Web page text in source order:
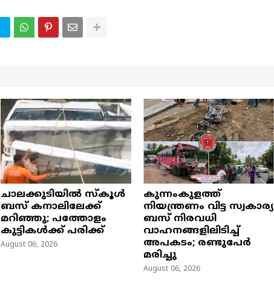
ചാലക്കുടിയിൽ സ്കൂൾ
ബസ് കനാലിലേക്ക്
മറിഞ്ഞു; പത്തോളം
കുട്ടികൾക്ക് പരിക്ക്
August 06, 2026
കുന്നംകുളത്ത്
നിയന്ത്രണം വിട്ട സ്വകാര്യ
ബസ് നിരവധി
വാഹനങ്ങളിലിടിച്ച്
അപകടം; രണ്ടുപേർ
മരിച്ചു
August 06, 2026